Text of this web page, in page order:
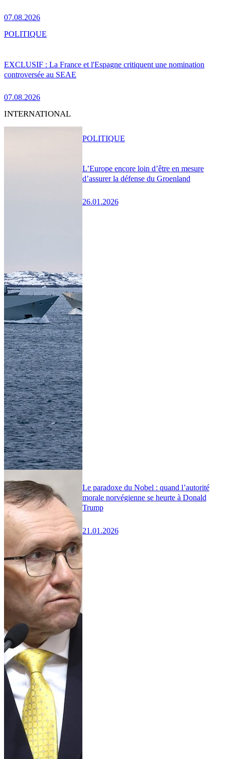
07.08.2026
EXCLUSIF : La France et l'Espagne critiquent une nomination
controversée au SEAE
07.08.2026
POLITIQUE
INTERNATIONAL
L’Europe encore loin d’être en mesure
d’assurer la défense du Groenland
26.01.2026
POLITIQUE
Le paradoxe du Nobel : quand l’autorité
morale norvégienne se heurte à Donald
Trump
21.01.2026